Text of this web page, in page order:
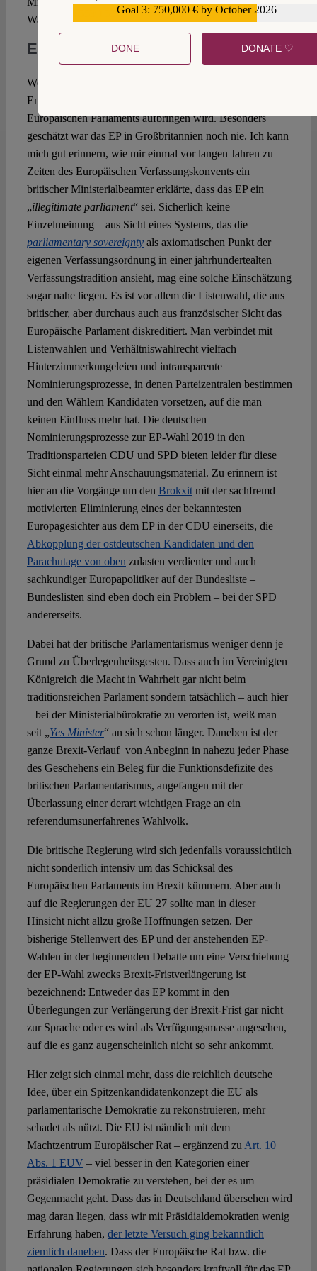
Wahlen nicht ersetzen können.
Einordnung
Wenig spricht dafür, dass man in Großbritannien besondere
Energie für den Schutz der institutionellen Integrität des
Europäischen Parlaments aufbringen wird. Besonders
geschätzt war das EP in Großbritannien noch nie. Ich kann
mich gut erinnern, wie mir einmal vor langen Jahren zu
Zeiten des Europäischen Verfassungskonvents ein
britischer Ministerialbeamter erklärte, dass das EP ein
„illegitimate parliament“ sei. Sicherlich keine
Einzelmeinung – aus Sicht eines Systems, das die
parliamentary sovereigntyals axiomatischen Punkt der
eigenen Verfassungsordnung in einer jahrhundertealten
Verfassungstradition ansieht, mag eine solche Einschätzung
sogar nahe liegen. Es ist vor allem die Listenwahl, die aus
britischer, aber durchaus auch aus französischer Sicht das
Europäische Parlament diskreditiert. Man verbindet mit
Listenwahlen und Verhältniswahlrecht vielfach
Hinterzimmerkungeleien und intransparente
Nominierungsprozesse, in denen Parteizentralen bestimmen
und den Wählern Kandidaten vorsetzen, auf die man
keinen Einfluss mehr hat. Die deutschen
Nominierungsprozesse zur EP-Wahl 2019 in den
Traditionsparteien CDU und SPD bieten leider für diese
Sicht einmal mehr Anschauungsmaterial. Zu erinnern ist
hier an die Vorgänge um den Brokxitmit der sachfremd
motivierten Eliminierung eines der bekanntesten
Europagesichter aus dem EP in der CDU einerseits, die
Abkopplung der ostdeutschen Kandidaten und den
Parachutage von oben zulasten verdienter und auch
sachkundiger Europapolitiker auf der Bundesliste –
Bundeslisten sind eben doch ein Problem – bei der SPD
andererseits.
Dabei hat der britische Parlamentarismus weniger denn je
Grund zu Überlegenheitsgesten. Dass auch im Vereinigten
Königreich die Macht in Wahrheit gar nicht beim
traditionsreichen Parlament sondern tatsächlich – auch hier
– bei der Ministerialbürokratie zu verorten ist, weiß man
seit „Yes Minister“ an sich schon länger. Daneben ist der
ganze Brexit-Verlauf von Anbeginn in nahezu jeder Phase
des Geschehens ein Beleg für die Funktionsdefizite des
britischen Parlamentarismus, angefangen mit der
Überlassung einer derart wichtigen Frage an ein
referendumsunerfahrenes Wahlvolk.
Die britische Regierung wird sich jedenfalls voraussichtlich
nicht sonderlich intensiv um das Schicksal des
Europäischen Parlaments im Brexit kümmern. Aber auch
auf die Regierungen der EU 27 sollte man in dieser
Hinsicht nicht allzu große Hoffnungen setzen. Der
bisherige Stellenwert des EP und der anstehenden EP-
Wahlen in der beginnenden Debatte um eine Verschiebung
der EP-Wahl zwecks Brexit-Fristverlängerung ist
bezeichnend: Entweder das EP kommt in den
Überlegungen zur Verlängerung der Brexit-Frist gar nicht
zur Sprache oder es wird als Verfügungsmasse angesehen,
auf die es ganz augenscheinlich nicht so sehr ankommt.
Hier zeigt sich einmal mehr, dass die reichlich deutsche
Idee, über ein Spitzenkandidatenkonzept die EU als
parlamentarische Demokratie zu rekonstruieren, mehr
schadet als nützt. Die EU ist nämlich mit dem
Machtzentrum Europäischer Rat – ergänzend zu Art. 10
Abs. 1 EUV – viel besser in den Kategorien einer
präsidialen Demokratie zu verstehen, bei der es um
Gegenmacht geht. Dass das in Deutschland übersehen wird
mag daran liegen, dass wir mit Präsidialdemokratien wenig
Erfahrung haben, der letzte Versuch ging bekanntlich
ziemlich daneben. Dass der Europäische Rat bzw. die
Goal 3: 750,000 € by October 2026
DONE DONATE ♡